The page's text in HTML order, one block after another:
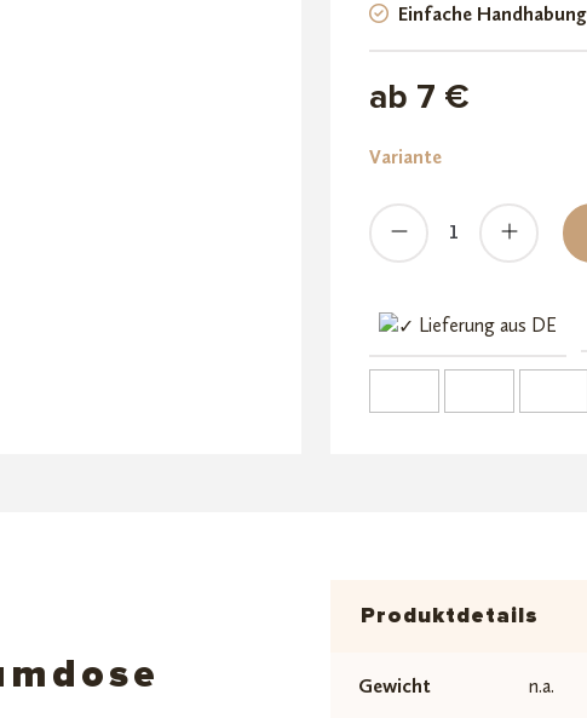
g
Einfache
ab 7 €
Variante
Cannabis
Vakuumdose
Lieferung aus DE
Produktdetails
Gewicht n.a.